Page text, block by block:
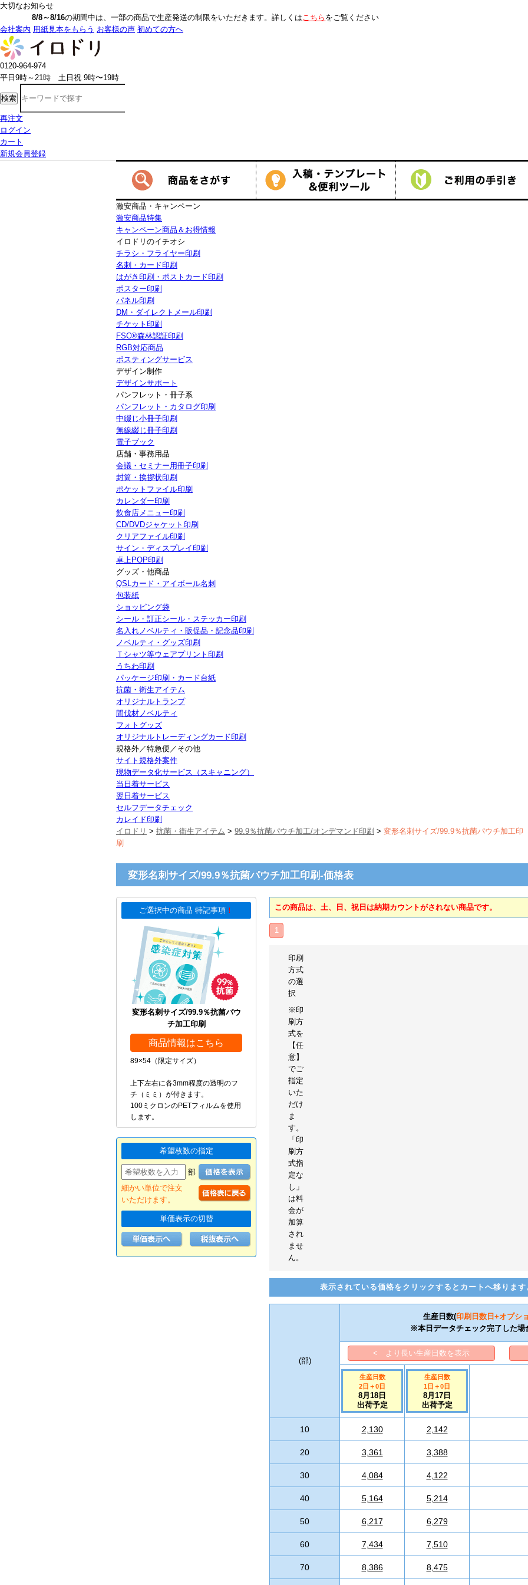
大切なお知らせ
8/8～8/16の期間中は、一部の商品で生産発送の制限をいただきます。詳しくは こちら をご覧ください
会社案内 用紙見本をもらう お客様の声 初めての方へ
0120-964-974
平日9時～21時 土日祝 9時〜19時
検索
再注文
ログイン
カート
新規会員登録
激安商品・キャンペーン
激安商品特集
キャンペーン商品＆お得情報
イロドリのイチオシ
チラシ・フライヤー印刷
名刺・カード印刷
はがき印刷・ポストカード印刷
ポスター印刷
パネル印刷
DM・ダイレクトメール印刷
チケット印刷
FSC®森林認証印刷
RGB対応商品
ポスティングサービス
デザイン制作
デザインサポート
パンフレット・冊子系
パンフレット・カタログ印刷
中綴じ小冊子印刷
無線綴じ冊子印刷
電子ブック
店舗・事務用品
会議・セミナー用冊子印刷
封筒・挨拶状印刷
ポケットファイル印刷
カレンダー印刷
飲食店メニュー印刷
CD/DVDジャケット印刷
クリアファイル印刷
サイン・ディスプレイ印刷
卓上POP印刷
グッズ・他商品
QSLカード・アイボール名刺
包装紙
ショッピング袋
シール・訂正シール・ステッカー印刷
名入れノベルティ・販促品・記念品印刷
ノベルティ・グッズ印刷
Ｔシャツ等ウェアプリント印刷
うちわ印刷
パッケージ印刷・カード台紙
抗菌・衛生アイテム
オリジナルトランプ
間伐材ノベルティ
フォトグッズ
オリジナルトレーディングカード印刷
規格外／特急便／その他
サイト規格外案件
現物データ化サービス（スキャニング）
当日着サービス
翌日着サービス
セルフデータチェック
カレイド印刷
イロドリ > 抗菌・衛生アイテム > 99.9％抗菌パウチ加工/オンデマンド印刷 > 変形名刺サイズ/99.9％抗菌パウチ加工印
刷
変形名刺サイズ/99.9％抗菌パウチ加工印刷-価格表
ご選択中の商品 特記事項 ！
変形名刺サイズ/99.9％抗菌パウ
チ加工印刷
商品情報はこちら
89×54（限定サイズ）
上下左右に各3mm程度の透明のフ
チ（ミミ）が付きます。
100ミクロンのPETフィルムを使用
します。
希望枚数の指定
部
細かい単位で注文
いただけます。
単価表示の切替
この商品は、土、日、祝日は納期カウントがされない商品です。
1
印刷
方式
の選
択
※印
刷方
式を
【任
意】
でご
指定
いた
だけ
ま
す。
「印
刷方
式指
定な
し」
は料
金が
加算
され
ませ
ん。
表示されている価格をクリックするとカートへ移ります
(部)
生産日数(印刷日数 日+オプシ
※本日データチェック完了した場
< より長い生産日数を表示
生産日数
2日 ＋0日
8月18日
出荷予定
生産日数
1日 ＋0日
8月17日
出荷予定
10 2,130 2,142
20 3,361 3,388
30 4,084 4,122
40 5,164 5,214
50 6,217 6,279
60 7,434 7,510
70 8,386 8,475